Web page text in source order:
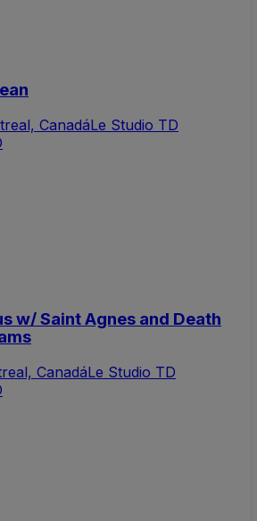
CanadáLe Studio TD
w/ Saint Agnes and Death
CanadáLe Studio TD